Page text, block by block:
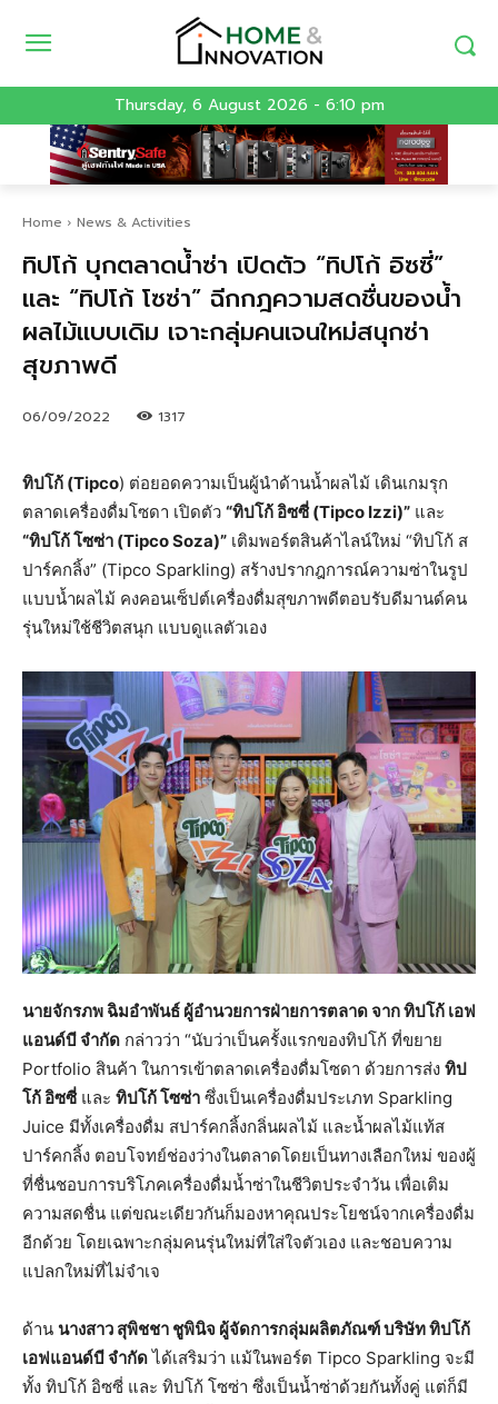
Thursday, 6 August 2026 - 6:10 pm
Home News & Activities
ทิปโก้ บุกตลาดน้ำซ่า เปิดตัว “ทิปโก้ อิซซี่”
และ “ทิปโก้ โซซ่า” ฉีกกฎความสดชื่นของน้ำ
ผลไม้แบบเดิม เจาะกลุ่มคนเจนใหม่สนุกซ่า
สุขภาพดี
06/09/2022 1317
ทิปโก้ (Tipco) ต่อยอดความเป็นผู้นำด้านน้ำผลไม้ เดินเกมรุก
ตลาดเครื่องดื่มโซดา เปิดตัว “ทิปโก้ อิซซี่ (Tipco Izzi)” และ
“ทิปโก้ โซซ่า (Tipco Soza)” เติมพอร์ตสินค้าไลน์ใหม่ “ทิปโก้ ส
ปาร์คกลิ้ง” (Tipco Sparkling) สร้างปรากฎการณ์ความซ่าในรูป
แบบน้ำผลไม้ คงคอนเซ็ปต์เครื่องดื่มสุขภาพดีตอบรับดีมานด์คน
รุ่นใหม่ใช้ชีวิตสนุก แบบดูแลตัวเอง
นายจักรภพ ฉิมอำพันธ์ ผู้อำนวยการฝ่ายการตลาด จาก ทิปโก้ เอฟ
แอนด์บี จำกัด กล่าวว่า “นับว่าเป็นครั้งแรกของทิปโก้ ที่ขยาย
Portfolio สินค้า ในการเข้าตลาดเครื่องดื่มโซดา ด้วยการส่ง ทิป
โก้ อิซซี่และ ทิปโก้ โซซ่า ซึ่งเป็นเครื่องดื่มประเภท Sparkling
Juice มีทั้งเครื่องดื่ม สปาร์คกลิ้งกลิ่นผลไม้ และน้ำผลไม้แท้ส
ปาร์คกลิ้ง ตอบโจทย์ช่องว่างในตลาดโดยเป็นทางเลือกใหม่ ของผู้
ที่ชื่นชอบการบริโภคเครื่องดื่มน้ำซ่าในชีวิตประจำวัน เพื่อเติม
ความสดชื่น แต่ขณะเดียวกันก็มองหาคุณประโยชน์จากเครื่องดื่ม
อีกด้วย โดยเฉพาะกลุ่มคนรุ่นใหม่ที่ใส่ใจตัวเอง และชอบความ
แปลกใหม่ที่ไม่จำเจ
ด้าน นางสาว สุพิชชา ชูพินิจ ผู้จัดการกลุ่มผลิตภัณฑ์ บริษัท ทิปโก้
เอฟแอนด์บี จำกัดได้เสริมว่า แม้ในพอร์ต Tipco Sparkling จะมี
ทั้ง ทิปโก้ อิซซี่ และ ทิปโก้ โซซ่า ซึ่งเป็นน้ำซ่าด้วยกันทั้งคู่ แต่ก็มี